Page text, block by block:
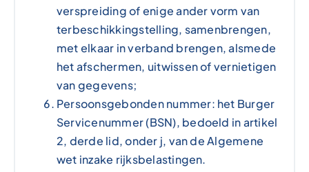
verspreiding of enige ander vorm van
terbeschikkingstelling, samenbrengen,
met elkaar in verband brengen, alsmede
het afschermen, uitwissen of vernietigen
van gegevens;
Persoonsgebonden nummer: het Burger
Servicenummer (BSN), bedoeld in artikel
2, derde lid, onder j, van de Algemene
wet inzake rijksbelastingen.